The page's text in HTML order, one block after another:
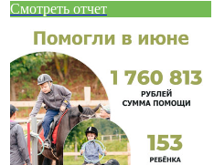
Смотреть отчет